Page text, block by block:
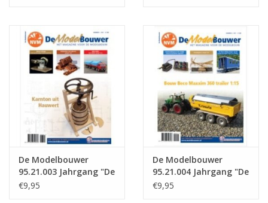
De Modelbouwer
95.21.003 Jahrgang "De
Modelbouwer"
€9,95
De Modelbouwer
95.21.004 Jahrgang "De
Modelbouwer"
€9,95